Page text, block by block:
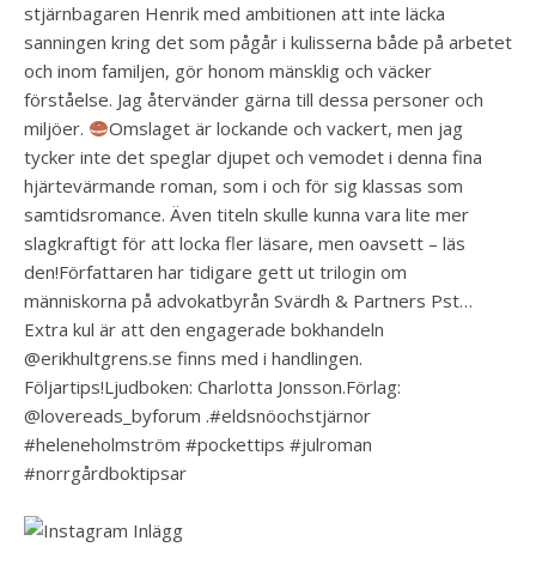
stjärnbagaren Henrik med ambitionen att inte läcka
sanningen kring det som pågår i kulisserna både på arbetet
och inom familjen, gör honom mänsklig och väcker
förståelse. Jag återvänder gärna till dessa personer och
miljöer.
Omslaget är lockande och vackert, men jag
tycker inte det speglar djupet och vemodet i denna fina
hjärtevärmande roman, som i och för sig klassas som
samtidsromance. Även titeln skulle kunna vara lite mer
slagkraftigt för att locka fler läsare, men oavsett – läs
den!Författaren har tidigare gett ut trilogin om
människorna på advokatbyrån Svärdh & Partners Pst…
Extra kul är att den engagerade bokhandeln
@erikhultgrens.se finns med i handlingen.
Följartips!Ljudboken: Charlotta Jonsson.Förlag:
@lovereads_byforum .#eldsnöochstjärnor
#heleneholmström #pockettips #julroman
#norrgårdboktipsar